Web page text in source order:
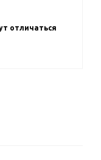
отличаться